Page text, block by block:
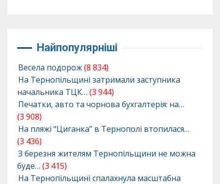
Найпопулярніші
Весела подорож(8 834)
На Тернопільщині затримали заступника
начальника ТЦК… (3 944)
Печатки, авто та чорнова бухгалтерія: на…
(3 908)
На пляжі “Циганка” в Тернополі втопилася…
(3 436)
З березня жителям Тернопільщини не можна
буде… (3 415)
На Тернопільщині спалахнула масштабна